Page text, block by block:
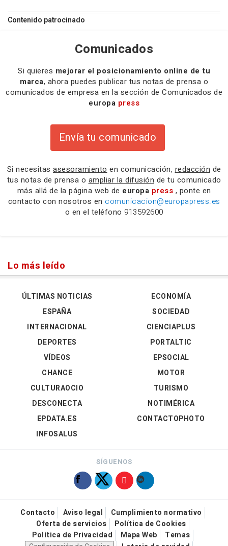
Contenido patrocinado
Comunicados
Si quieres mejorar el posicionamiento online de tu
marca, ahora puedes publicar tus notas de prensa o
comunicados de empresa en la sección de Comunicados de
europa press
Envía tu comunicado
Si necesitas asesoramiento en comunicación, redacción de
tus notas de prensa o ampliar la difusión de tu comunicado
más allá de la página web de europa press , ponte en
contacto con nosotros en comunicacion@europapress.es
o en el teléfono 913592600
Lo más leído
ÚLTIMAS NOTICIAS
ESPAÑA
INTERNACIONAL
DEPORTES
VÍDEOS
ECONOMÍA
SOCIEDAD
CIENCIAPLUS
PORTALTIC
EPSOCIAL
CHANCE
CULTURAOCIO
DESCONECTA
EPDATA.ES
INFOSALUS
MOTOR
TURISMO
NOTIMÉRICA
CONTACTOPHOTO
SÍGUENOS
Contacto Aviso legal
Cumplimiento normativo
Oferta de servicios
Política de Cookies
Política de Privacidad
Mapa Web
Temas